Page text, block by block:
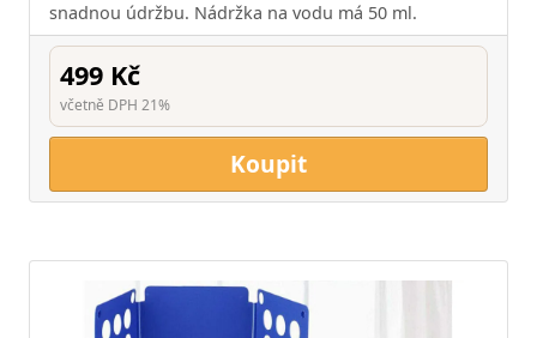
snadnou údržbu. Nádržka na vodu má 50 ml.
499 Kč
včetně DPH 21%
Koupit